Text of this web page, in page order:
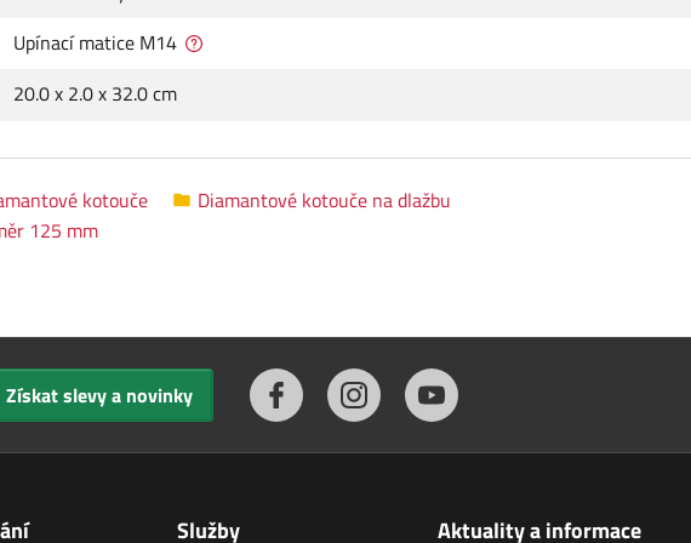
Upínací matice M14
20.0 x 2.0 x 32.0 cm
kotouče
Diamantové kotouče na dlažbu
125 mm
Získat slevy a novinky
Služby Aktuality a informace